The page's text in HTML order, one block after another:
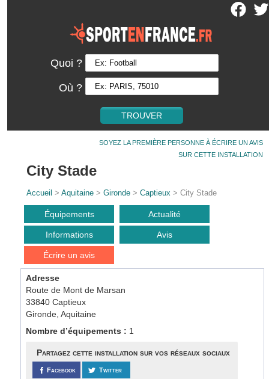
Quoi ?
Où ?
SOYEZ LA PREMIÈRE PERSONNE À ÉCRIRE UN AVIS
SUR CETTE INSTALLATION
City Stade
Accueil >Aquitaine >Gironde >Captieux > City Stade
Équipements Actualité
Informations Avis
Écrire un avis
Adresse
Route de Mont de Marsan
33840 Captieux
Gironde, Aquitaine
Nombre d’équipements : 1
Partagez cette installation sur vos réseaux sociaux
Facebook Twitter